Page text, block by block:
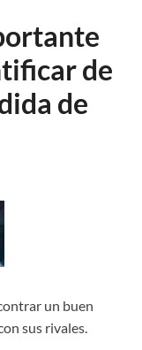
de
de
un buen
sus rivales.